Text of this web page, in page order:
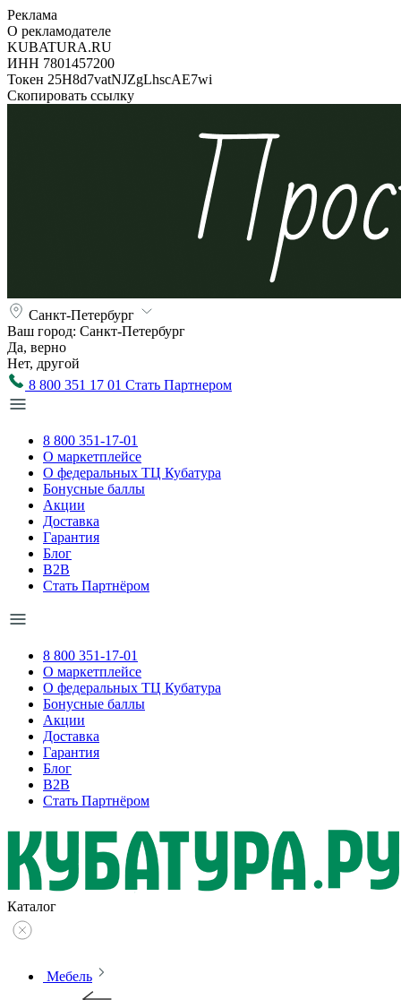
Реклама
О рекламодателе
KUBATURA.RU
ИНН 7801457200
Токен 25H8d7vatNJZgLhscAE7wi
Скопировать ссылку
Санкт-Петербург
Ваш город: Санкт-Петербург
Да, верно
Нет, другой
8 800 351 17 01 Стать Партнером
8 800 351-17-01
О маркетплейсе
О федеральных ТЦ Кубатура
Бонусные баллы
Акции
Доставка
Гарантия
Блог
B2B
Стать Партнёром
8 800 351-17-01
О маркетплейсе
О федеральных ТЦ Кубатура
Бонусные баллы
Акции
Доставка
Гарантия
Блог
B2B
Стать Партнёром
Каталог
Мебель